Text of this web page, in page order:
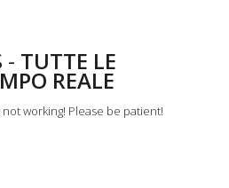
- TUTTE LE
REALE